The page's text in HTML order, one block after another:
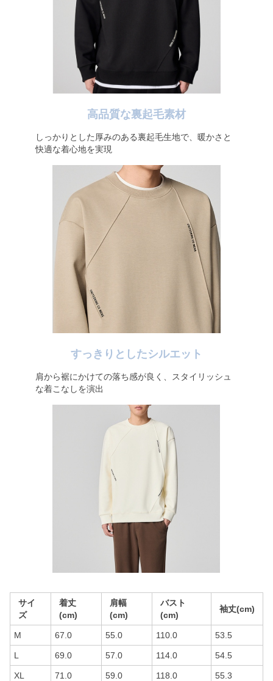
高品質な裏起毛素材
しっかりとした厚みのある裏起毛生地で、暖かさと
快適な着心地を実現
すっきりとしたシルエット
肩から裾にかけての落ち感が良く、スタイリッシュ
な着こなしを演出
サイ
ズ
着丈
(cm)
肩幅
(cm)
バスト
(cm)
袖丈(cm)
M 67.0 55.0 110.0 53.5
L 69.0 57.0 114.0 54.5
XL 71.0 59.0 118.0 55.3